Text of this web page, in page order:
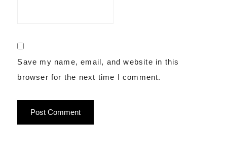
Save my name, email, and website in this
browser for the next time I comment.